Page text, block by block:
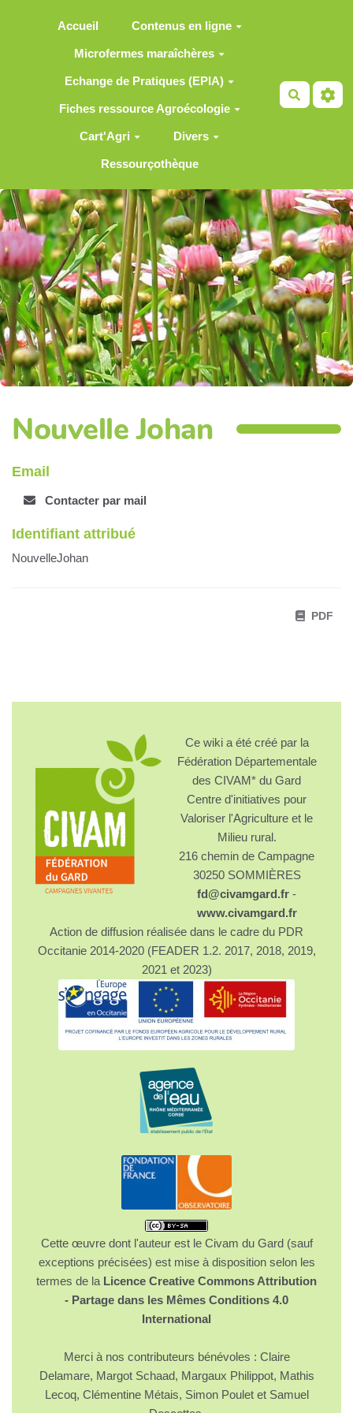
Accueil Contenus en ligne
Microfermes maraîchères
Echange de Pratiques (EPIA)
Fiches ressource Agroécologie
Cart'Agri Divers
Ressourçothèque
Nouvelle Johan
Email
Contacter par mail
Identifiant attribué
NouvelleJohan
PDF
Ce wiki a été créé par la
Fédération Départementale
des CIVAM* du Gard
Centre d'initiatives pour
Valoriser l'Agriculture et le
Milieu rural.
216 chemin de Campagne
30250 SOMMIÈRES
fd@civamgard.fr -
www.civamgard.fr
Action de diffusion réalisée dans le cadre du PDR
Occitanie 2014-2020 (FEADER 1.2. 2017, 2018, 2019,
2021 et 2023)
Cette œuvre dont l'auteur est le Civam du Gard (sauf
exceptions précisées) est mise à disposition selon les
termes de la Licence Creative Commons Attribution
- Partage dans les Mêmes Conditions 4.0
International
Merci à nos contributeurs bénévoles : Claire
Delamare, Margot Schaad, Margaux Philippot, Mathis
Lecoq, Clémentine Métais, Simon Poulet et Samuel